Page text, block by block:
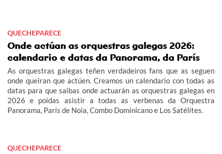
QUECHEPARECE
Onde actúan as orquestras galegas 2026:
calendario e datas da Panorama, da París
As orquestras galegas teñen verdadeiros fans que as seguen
onde queiran que actúen. Creamos un calendario con todas as
datas para que saibas onde actuarán as orquestras galegas en
2026 e poidas asistir a todas as verbenas da Orquestra
Panorama, París de Noia, Combo Dominicano e Los Satélites.
QUECHEPARECE